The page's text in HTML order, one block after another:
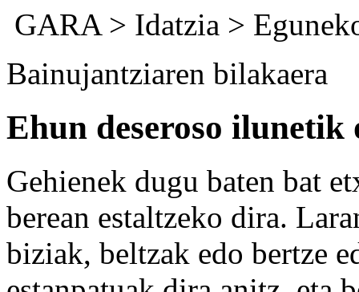
GARA> Idatzia >
Bainujantziaren bilakaera
Ehun deseroso
Gehienek dugu baten bat
berean estaltzeko dira.
biziak, beltzak edo bertze